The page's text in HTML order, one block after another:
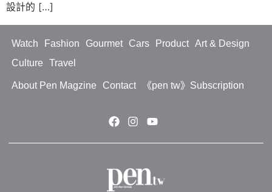
設計的 […]
Watch Fashion Gourmet Cars Product
Art & Design
Culture
Travel
About Pen Magzine Contact 《pen tw》Subscription